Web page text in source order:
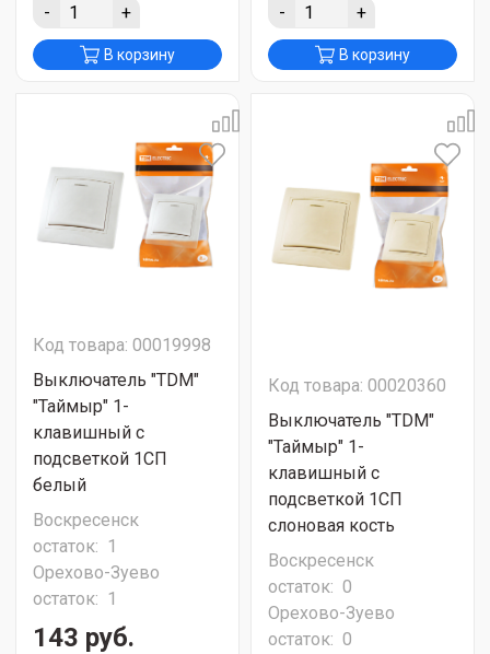
- +
В корзину
- +
В корзину
Код товара: 00019998
Выключатель "TDM"
"Таймыр" 1-
клавишный с
подсветкой 1СП
белый
Воскресенск
остаток: 1
Орехово-Зуево
остаток: 1
143 руб.
Код товара: 00020360
Выключатель "TDM"
"Таймыр" 1-
клавишный с
подсветкой 1СП
слоновая кость
Воскресенск
остаток: 0
Орехово-Зуево
остаток: 0